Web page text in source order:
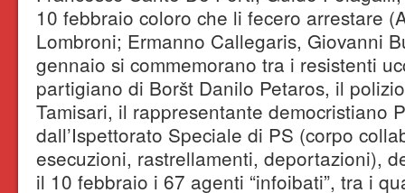
10 febbraio coloro che li fecero arrestare
Lombroni; Ermanno Callegaris, Giovanni
gennaio si commemorano tra i resistenti
partigiano di Boršt Danilo Petaros, il
Tamisari, il rappresentante democristiano
dall’Ispettorato Speciale di PS (corpo
esecuzioni, rastrellamenti, deportazioni),
il 10 febbraio i 67 agenti “infoibati”, tra i